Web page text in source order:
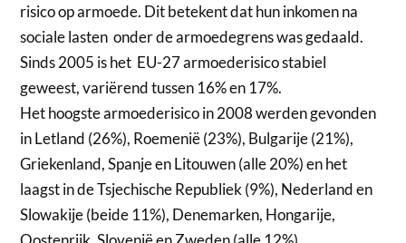
risico op armoede. Dit betekent dat hun inkomen na
sociale lasten onder de armoedegrens was gedaald.
Sinds 2005 is het EU-27 armoederisico stabiel
geweest, variërend tussen 16% en 17%.
Het hoogste armoederisico in 2008 werden gevonden
in Letland (26%), Roemenië (23%), Bulgarije (21%),
Griekenland, Spanje en Litouwen (alle 20%) en het
laagst in de Tsjechische Republiek (9%), Nederland en
Slowakije (beide 11%), Denemarken, Hongarije,